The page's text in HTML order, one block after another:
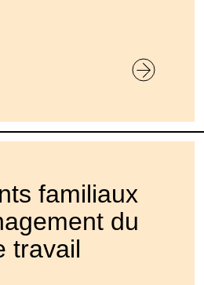
familiaux
du
travail